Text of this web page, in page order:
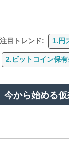
注目トレンド: 1.円
2.ビットコイン保
今から始める